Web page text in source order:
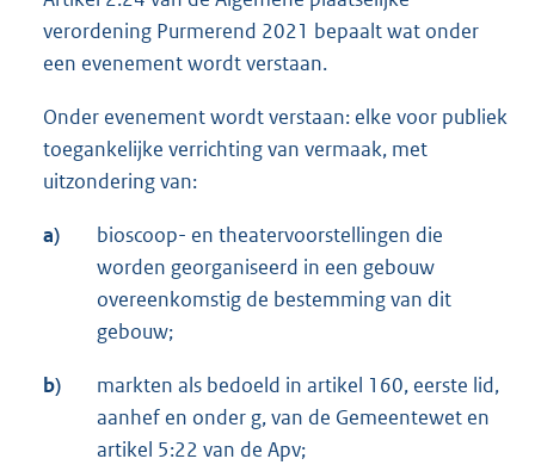
verordening Purmerend 2021 bepaalt wat onder
een evenement wordt verstaan.
Onder evenement wordt verstaan: elke voor publiek
toegankelijke verrichting van vermaak, met
uitzondering van:
a)
bioscoop- en theatervoorstellingen die
worden georganiseerd in een gebouw
overeenkomstig de bestemming van dit
gebouw;
b)
markten als bedoeld in artikel 160, eerste lid,
aanhef en onder g, van de Gemeentewet en
artikel 5:22 van de Apv;